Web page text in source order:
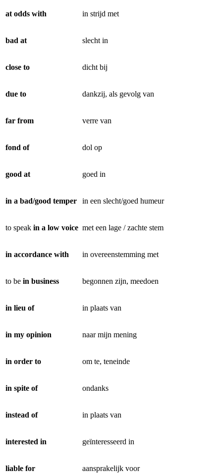
at odds with in strijd met
bad at slecht in
close to dicht bij
due to dankzij, als gevolg van
far from verre van
fond of dol op
good at goed in
in a bad/good temper in een slecht/goed humeur
to speak in a low voice met een lage / zachte stem
in accordance with in overeenstemming met
to be in business begonnen zijn, meedoen
in lieu of in plaats van
in my opinion naar mijn mening
in order to om te, teneinde
in spite of ondanks
instead of in plaats van
interested in geïnteresseerd in
liable for aansprakelijk voor